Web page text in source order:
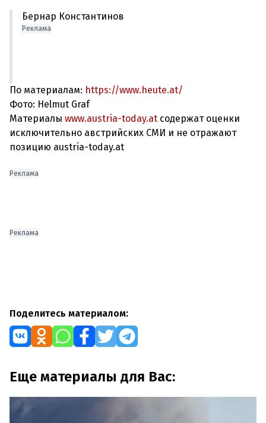
Бернар Константинов
Реклама
По материалам: https://www.heute.at/
Фото: Helmut Graf
Материалы www.austria-today.at содержат оценки
исключительно австрийских СМИ и не отражают
позицию austria-today.at
Реклама
Реклама
Поделитесь материалом:
Еще материалы для Вас: